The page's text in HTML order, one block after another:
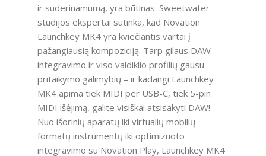
ir suderinamumą, yra būtinas. Sweetwater
studijos ekspertai sutinka, kad Novation
Launchkey MK4 yra kviečiantis vartai į
pažangiausią kompoziciją. Tarp gilaus DAW
integravimo ir viso valdiklio profilių gausu
pritaikymo galimybių – ir kadangi Launchkey
MK4 apima tiek MIDI per USB-C, tiek 5-pin
MIDI išėjimą, galite visiškai atsisakyti DAW!
Nuo išorinių aparatų iki virtualių mobilių
formatų instrumentų iki optimizuoto
integravimo su Novation Play, Launchkey MK4